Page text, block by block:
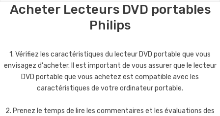
Acheter Lecteurs DVD portables
Philips
1. Vérifiez les caractéristiques du lecteur DVD portable que vous
envisagez d'acheter. Il est important de vous assurer que le lecteur
DVD portable que vous achetez est compatible avec les
caractéristiques de votre ordinateur portable.
2. Prenez le temps de lire les commentaires et les évaluations des